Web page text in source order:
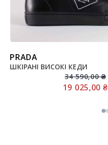
PRADA
ШКІРАНІ ВИСОКІ КЕДИ
34 590,00₴
19 025,00 ₴